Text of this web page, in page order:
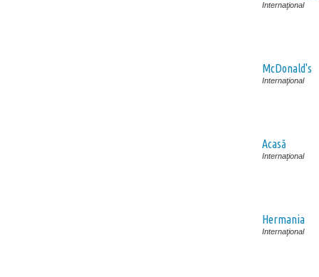
Internaţional
McDonald's
Internaţional
Acasă
Internaţional
Hermania
Internaţional